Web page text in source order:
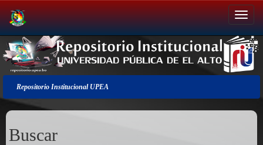
Salir
de
la
navegación
Repositorio Institucional UPEA
Buscar